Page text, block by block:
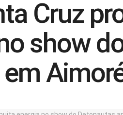
Cruz
show